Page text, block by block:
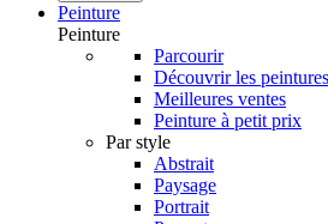
Peinture
Peinture
Parcourir
Découvrir les peintures
Meilleures ventes
Peinture à petit prix
Par style
Abstrait
Paysage
Portrait